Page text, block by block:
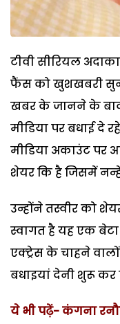
टीवी सीरियल
फैंस को खुशखबरी
खबर के जानने के
मीडिया पर बधाई दे
मीडिया अकाउंट पर
शेयर कि है जिसमें
उन्होंने तस्वीर को
स्वागत है यह एक
एक्ट्रेस के चाहने
बधाइयां देनी शुरू कर
ये भी पढ़ें- कंगना